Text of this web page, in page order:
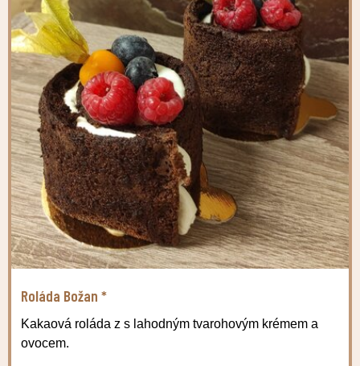
Roláda Božan *
Kakaová roláda z s lahodným tvarohovým krémem a
ovocem.